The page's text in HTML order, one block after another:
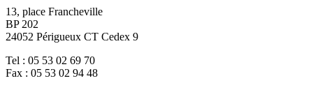
13, place Francheville
BP 202
24052 Périgueux CT Cedex 9
Tel : 05 53 02 69 70
Fax : 05 53 02 94 48